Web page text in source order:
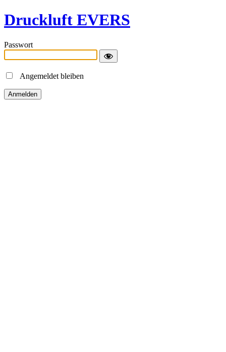
Druckluft EVERS
Passwort
Angemeldet bleiben